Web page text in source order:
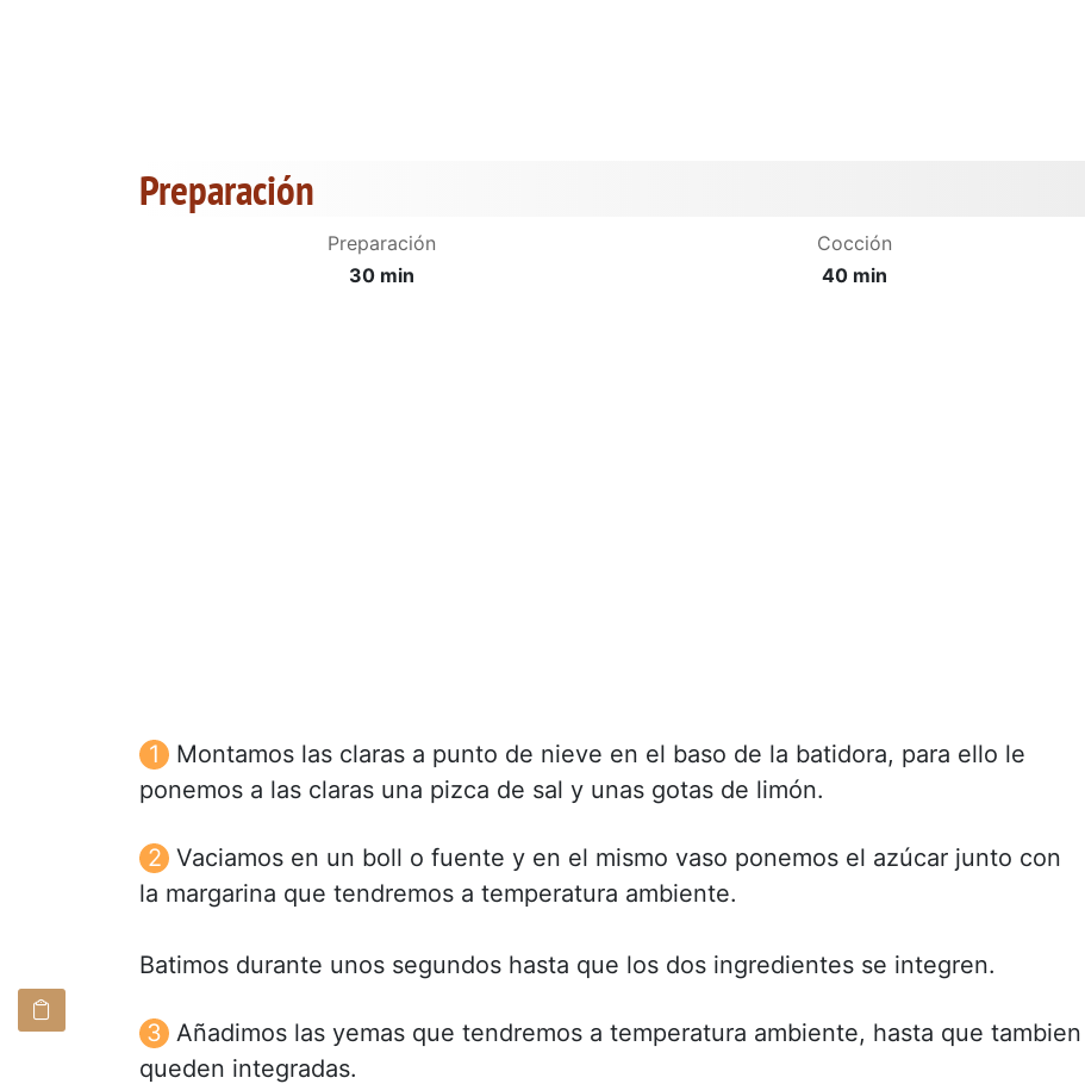
Preparación
Preparación
30 min
Cocción
40 min
Montamos las claras a punto de nieve en el baso de la batidora, para ello le
ponemos a las claras una pizca de sal y unas gotas de limón.
Vaciamos en un boll o fuente y en el mismo vaso ponemos el azúcar junto con
la margarina que tendremos a temperatura ambiente.
Batimos durante unos segundos hasta que los dos ingredientes se integren.
Añadimos las yemas que tendremos a temperatura ambiente, hasta que tambien
queden integradas.